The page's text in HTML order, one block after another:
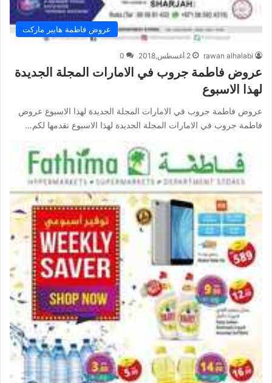
عروض فاطمة هايبر ماركت
rawan alhalabi 2 أغسطس,2018 0
عروض فاطمة جروب في الامارات المجلة الجديدة
لهذا الاسبوع
عروض فاطمة جروب في الامارات المجلة الجديدة لهذا الاسبوع عروض
فاطمة جروب في الامارات المجلة الجديدة لهذا الاسبوع نقدمها لكم…